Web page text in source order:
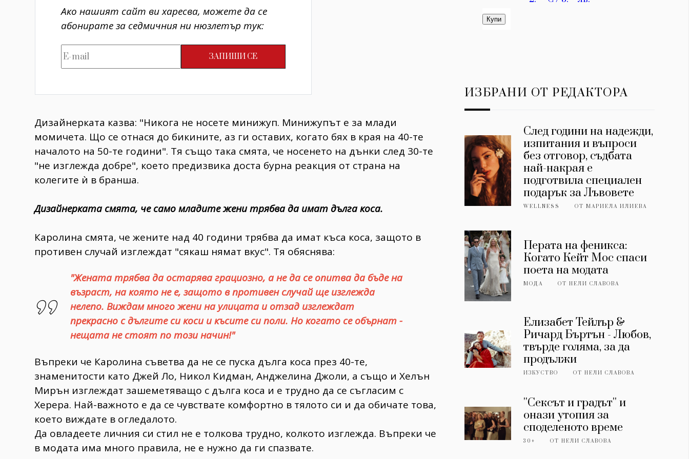
Ако нашият сайт ви харесва, можете да се
абонирате за седмичния ни нюзлетър тук:
Дизайнерката казва: "Никога не носете минижуп. Минижупът е за млади
момичета. Що се отнася до бикините, аз ги оставих, когато бях в края на 40-те
началото на 50-те години". Тя също така смята, че носенето на дънки след 30-те
"не изглежда добре", което предизвика доста бурна реакция от страна на
колегите ѝ в бранша.
Дизайнерката смята, че само младите жени трябва да имат дълга коса.
Каролина смята, че жените над 40 години трябва да имат къса коса, защото в
противен случай изглеждат "сякаш нямат вкус". Тя обяснява:
"Жената трябва да остарява грациозно, а не да се опитва да бъде на
възраст, на която не е, защото в противен случай ще изглежда
нелепо. Виждам много жени на улицата и отзад изглеждат
прекрасно с дългите си коси и късите си поли. Но когато се обърнат -
нещата не стоят по този начин!"
Въпреки че Каролина съветва да не се пуска дълга коса през 40-те,
знаменитости като Джей Ло, Никол Кидман, Анджелина Джоли, а също и Хелън
Мирън изглеждат зашеметяващо с дълга коса и е трудно да се съгласим с
Херера. Най-важното е да се чувствате комфортно в тялото си и да обичате това,
което виждате в огледалото.
Да овладеете личния си стил не е толкова трудно, колкото изглежда. Въпреки че
в модата има много правила, не е нужно да ги спазвате.
ИЗБРАНИ ОТ РЕДАКТОРА
След години на надежди,
изпитания и въпроси
без отговор, съдбата
най-накрая е
подготвила специален
подарък за Лъвовете
WELLNESS ОТМАРИЕЛА ИЛИЕВА
Перата на феникса:
Когато Кейт Мос спаси
поета на модата
МОДА ОТНЕЛИ СЛАВОВА
Елизабет Тейлър &
Ричард Бъртън - Любов,
твърде голяма, за да
продължи
ИЗКУСТВО ОТНЕЛИ СЛАВОВА
''Сексът и градът'' и
онази утопия за
споделеното време
30+ ОТНЕЛИ СЛАВОВА